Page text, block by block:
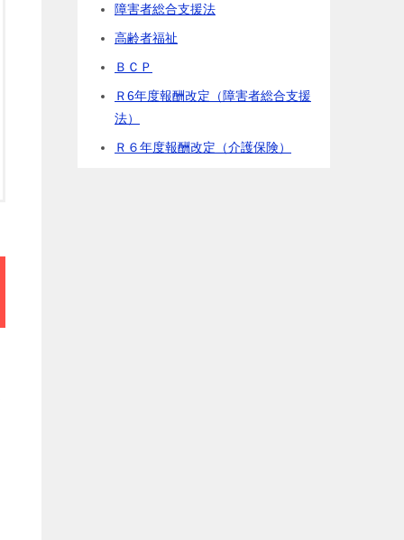
障害者総合支援法
高齢者福祉
ＢＣＰ
Ｒ6年度報酬改定（障害者総合支援
法）
Ｒ６年度報酬改定（介護保険）